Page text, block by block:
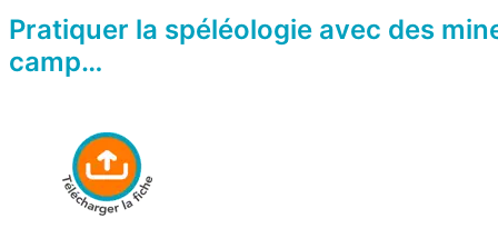
Pratiquer la spéléologie avec des
camp…